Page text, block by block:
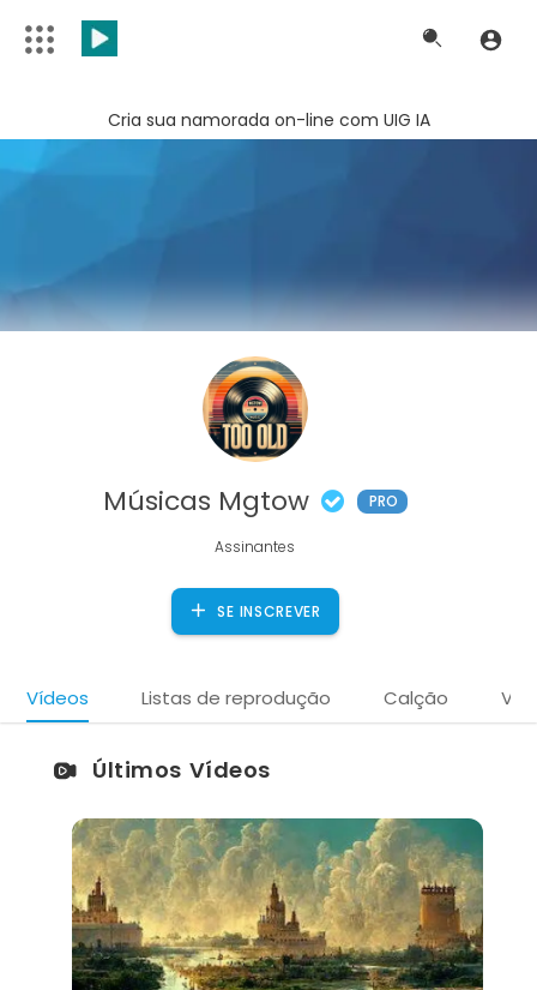
Cria sua namorada on-line com UIG IA
Músicas Mgtow PRO
Assinantes
SE INSCREVER
Vídeos Listas de reprodução Calção
Últimos Vídeos